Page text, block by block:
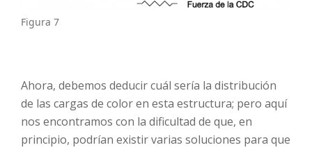
Figura 7
Ahora, debemos deducir cuál sería la distribución
de las cargas de color en esta estructura; pero aquí
nos encontramos con la dificultad de que, en
principio, podrían existir varias soluciones para que